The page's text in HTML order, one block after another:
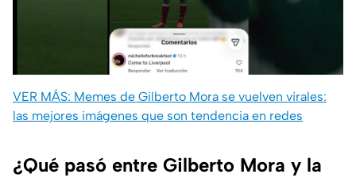
VER MÁS: Memes de Gilberto Mora se vuelven virales:
las mejores imágenes que son tendencia en redes
¿Qué pasó entre Gilberto Mora y la